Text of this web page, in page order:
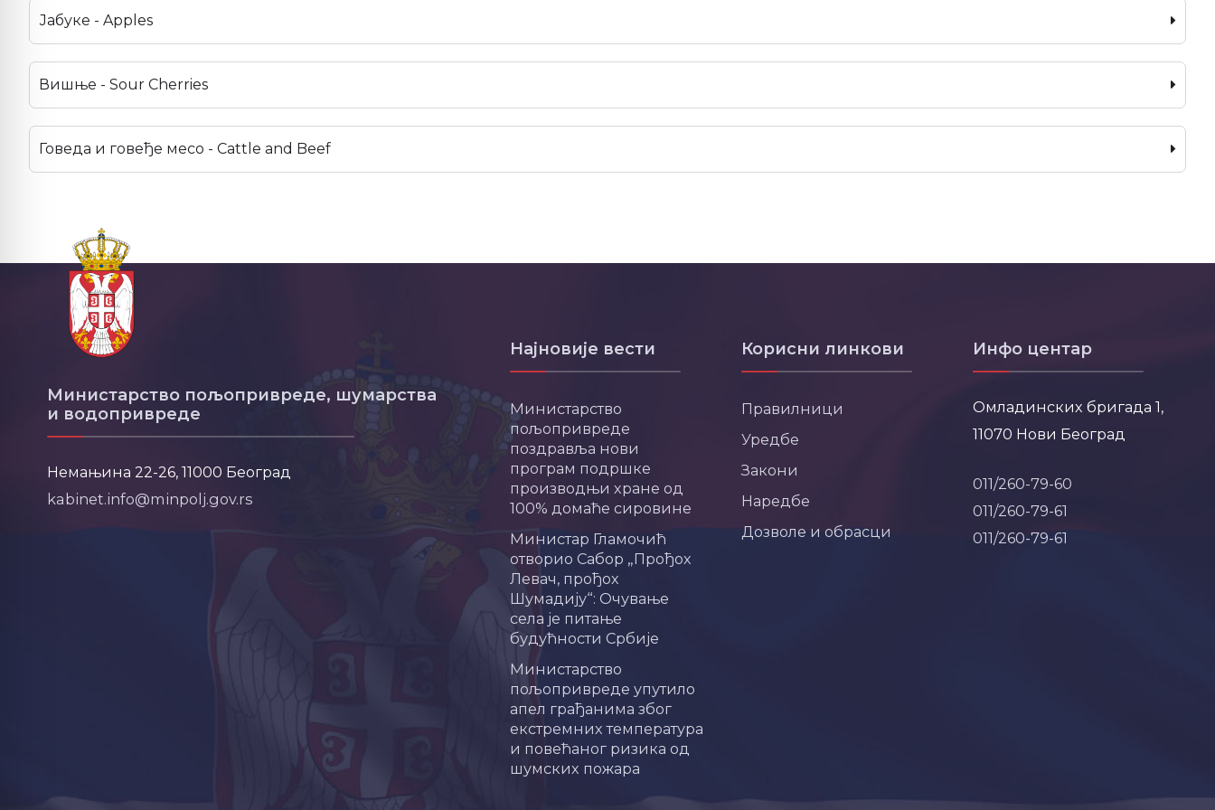
Јабуке - Apples
Вишње - Sour Cherries
Говеда и говеђе месо - Cattle and Beef
Министарство пољопривреде, шумарства
и водопривреде
Немањина 22-26, 11000 Београд
kabinet.info@minpolj.gov.rs
Најновије вести
Министарство
пољопривреде
поздравља нови
програм подршке
производњи хране од
100% домаће сировине
Министар Гламочић
отворио Сабор „Прођох
Левач, прођох
Шумадију“: Очување
села је питање
будућности Србије
Министарство
пољопривреде упутило
апел грађанима због
екстремних температура
и повећаног ризика од
шумских пожара
Корисни линкови
Правилници
Уредбе
Закони
Наредбе
Дозволе и обрасци
Инфо центар
Омладинских бригада 1,
11070 Нови Београд
011/260-79-60
011/260-79-61
011/260-79-61